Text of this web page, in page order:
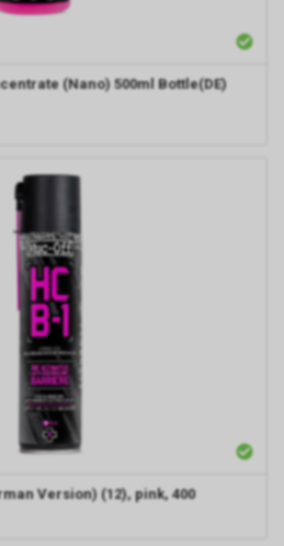
(Nano) 500ml Bottle(DE)
Version) (12), pink, 400